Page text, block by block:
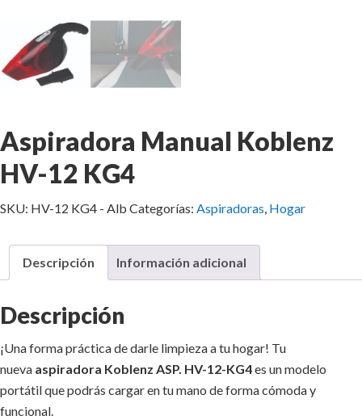
Aspiradora Manual Koblenz
HV-12 KG4
SKU: HV-12 KG4 - Alb Categorías: Aspiradoras, Hogar
Descripción Información adicional
Descripción
¡Una forma práctica de darle limpieza a tu hogar! Tu
nueva aspiradora Koblenz ASP. HV-12-KG4es un modelo
portátil que podrás cargar en tu mano de forma cómoda y
funcional.